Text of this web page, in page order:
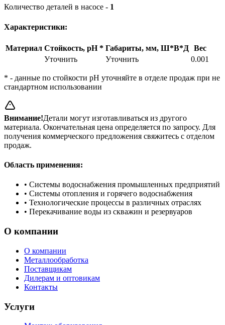
Количество деталей в насосе - 1
Характеристики:
Материал Стойкость, pH * Габариты, мм, Ш*В*Д Вес
Уточнить
Уточнить 0.001
* - данные по стойкости pH уточняйте в отделе продаж при не
стандартном использовании
Внимание!Детали могут изготавливаться из другого
материала. Окончательная цена определяется по запросу. Для
получения коммерческого предложения свяжитесь с отделом
продаж.
Область применения:
• Системы водоснабжения промышленных предприятий
• Системы отопления и горячего водоснабжения
• Технологические процессы в различных отраслях
• Перекачивание воды из скважин и резервуаров
О компании
О компании
Металлообработка
Поставщикам
Дилерам и оптовикам
Контакты
Услуги